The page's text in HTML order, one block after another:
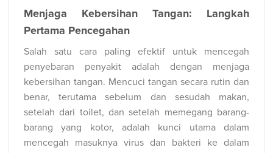
Menjaga Kebersihan Tangan: Langkah
Pertama Pencegahan
Salah satu cara paling efektif untuk mencegah
penyebaran penyakit adalah dengan menjaga
kebersihan tangan. Mencuci tangan secara rutin dan
benar, terutama sebelum dan sesudah makan,
setelah dari toilet, dan setelah memegang barang-
barang yang kotor, adalah kunci utama dalam
mencegah masuknya virus dan bakteri ke dalam